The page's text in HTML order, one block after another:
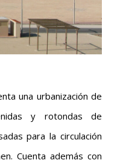
una urbanización de
y rotondas de
para la circulación
Cuenta además con